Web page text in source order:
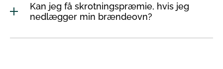
Kan jeg få skrotningspræmie, hvis jeg
nedlægger min brændeovn?